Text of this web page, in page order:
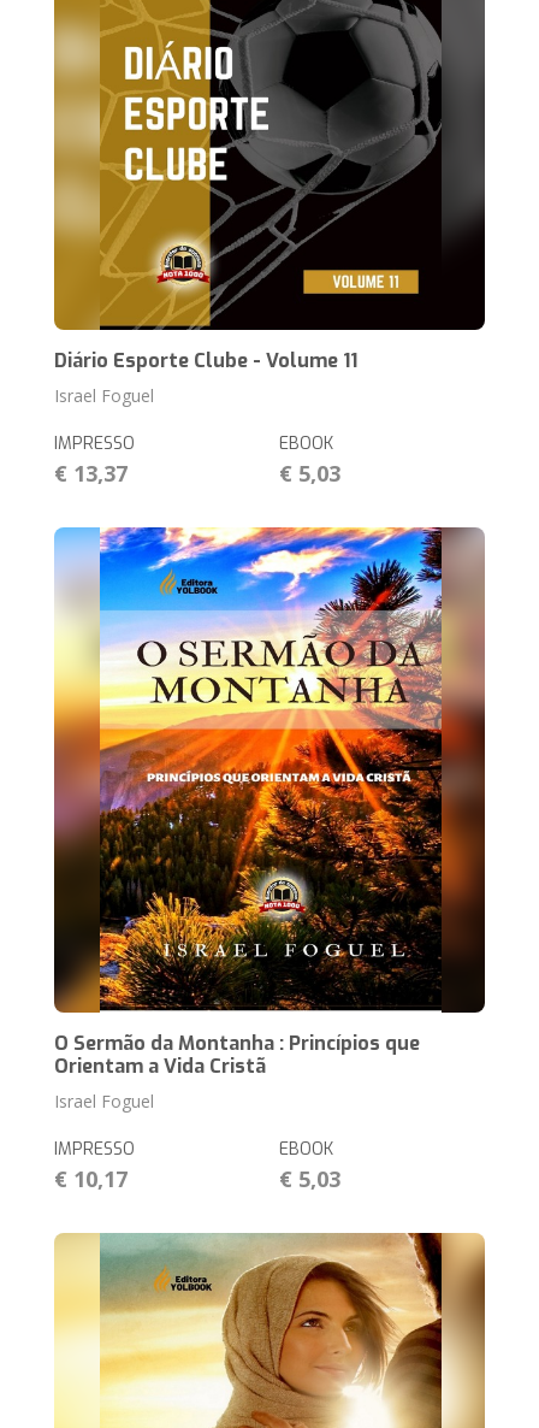
Diário Esporte Clube - Volume 11
Israel Foguel
IMPRESSO
€ 13,37
EBOOK
€ 5,03
O Sermão da Montanha : Princípios que
Orientam a Vida Cristã
Israel Foguel
IMPRESSO
€ 10,17
EBOOK
€ 5,03